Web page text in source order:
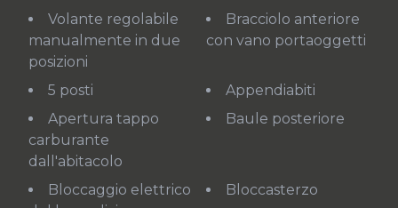
Volante regolabile
manualmente in due
posizioni
Bracciolo anteriore
con vano portaoggetti
5 posti
Appendiabiti
Apertura tappo
carburante
dall'abitacolo
Baule posteriore
Bloccaggio elettrico
Bloccasterzo